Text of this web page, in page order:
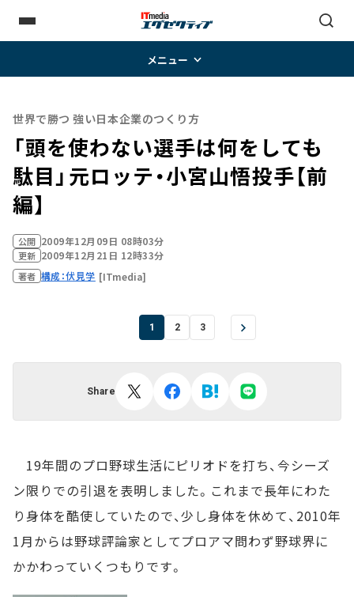
メニュー
世界で勝つ 強い日本企業のつくり方
「頭を使わない選手は何をしても
駄目」――元ロッテ・小宮山悟投手【前
編】
公開 2009年12月09日 08時03分
更新 2009年12月21日 12時33分
著者 構成：伏見学 [ITmedia]
1 2 3
Share
19年間のプロ野球生活にピリオドを打ち、今シーズ
ン限りでの引退を表明しました。これまで長年にわた
り身体を酷使していたので、少し身体を休めて、2010年
1月からは野球評論家としてプロアマ問わず野球界に
かかわっていくつもりです。